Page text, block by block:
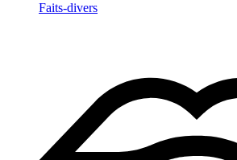
Faits-divers